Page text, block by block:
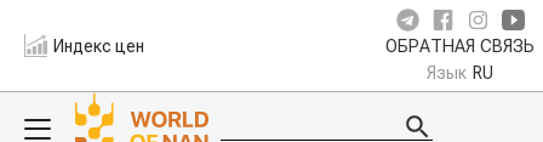
Индекс цен ОБРАТНАЯ СВЯЗЬ
Язык RU